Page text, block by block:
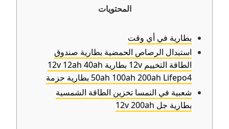
المحتويات
بطارية في أي وقت
استبدال الرصاص الحمضية بطارية صندوق
الطاقة التخييم 12v بطارية 12v 12ah 40ah
50ah 100ah 200ah Lifepo4 بطارية حزمة
شعبية في النمسا تخزين الطاقة الشمسية
بطارية جل 12v 200ah